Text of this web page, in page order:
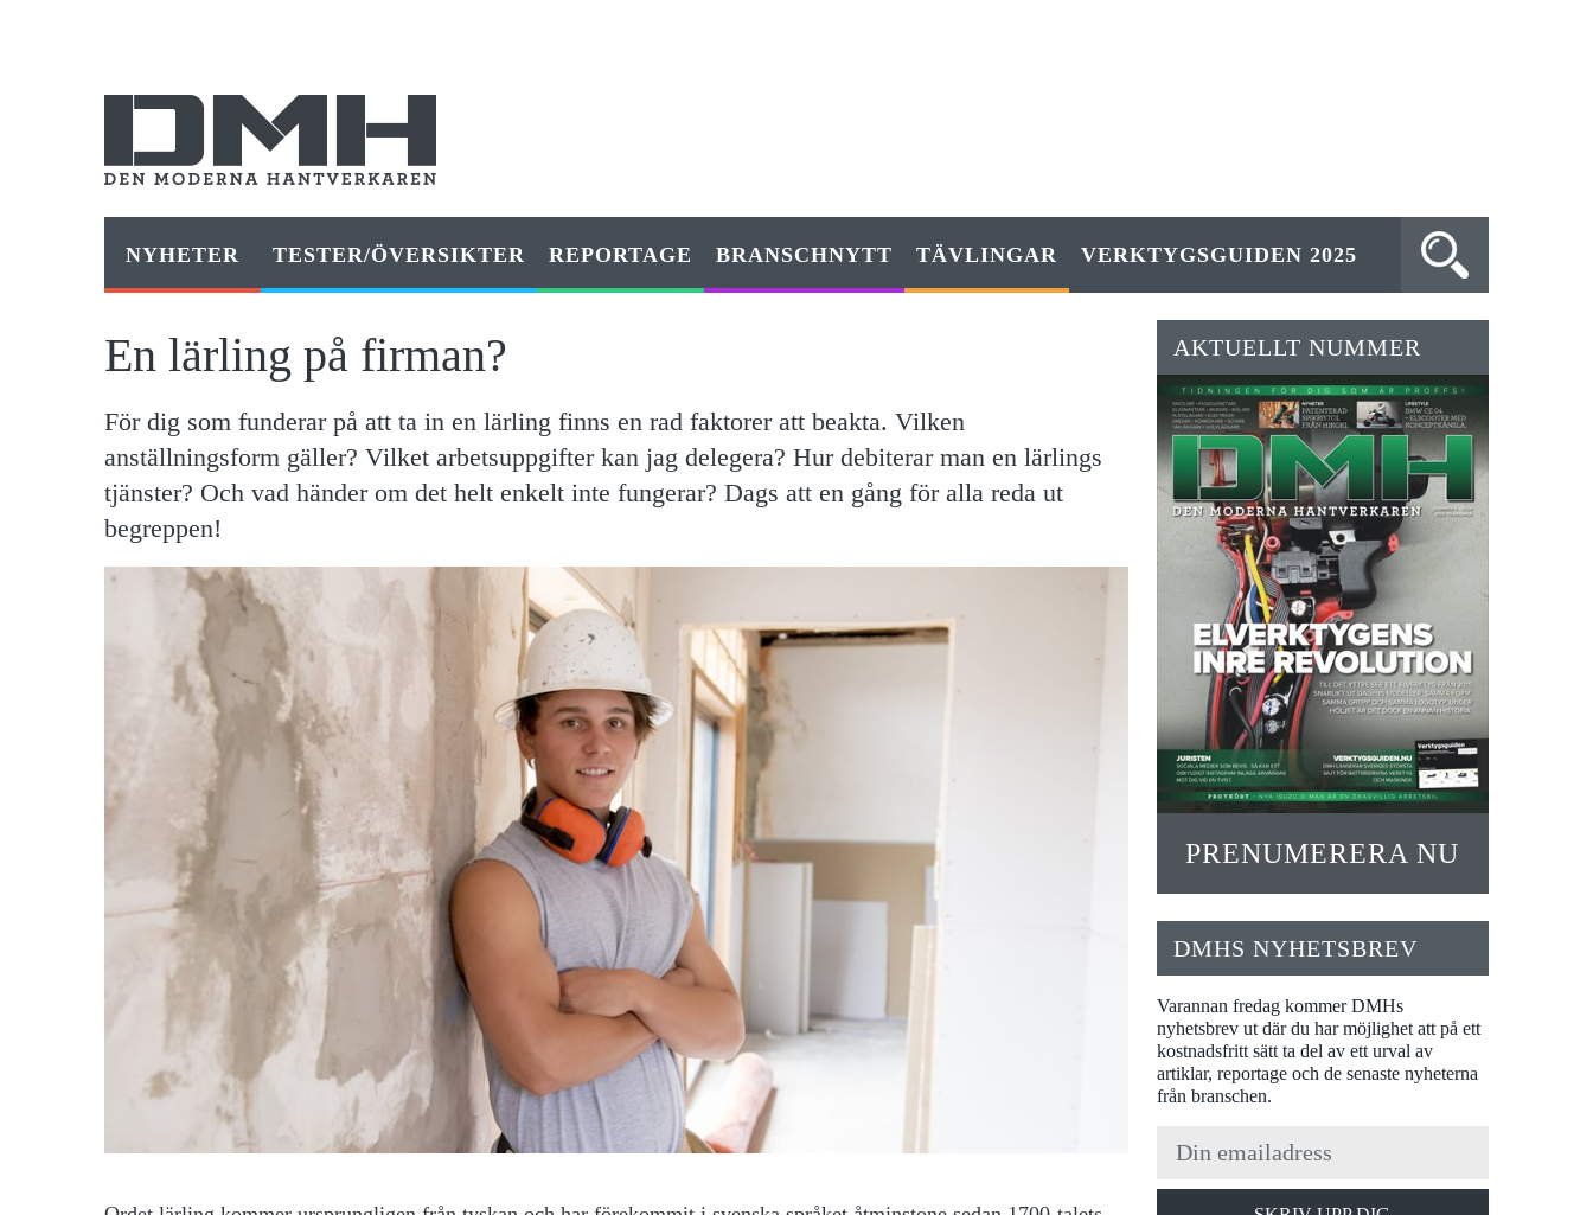
NYHETER TESTER/ÖVERSIKTER REPORTAGE BRANSCHNYTT TÄVLINGAR VERKTYGSGUIDEN 2025
En lärling på firman?
För dig som funderar på att ta in en lärling finns en rad faktorer att beakta. Vilken
anställningsform gäller? Vilket arbetsuppgifter kan jag delegera? Hur debiterar man en lärlings
tjänster? Och vad händer om det helt enkelt inte fungerar? Dags att en gång för alla reda ut
begreppen!
AKTUELLT NUMMER
PRENUMERERA NU
DMHS NYHETSBREV
Varannan fredag kommer DMHs
nyhetsbrev ut där du har möjlighet att på ett
kostnadsfritt sätt ta del av ett urval av
artiklar, reportage och de senaste nyheterna
från branschen.